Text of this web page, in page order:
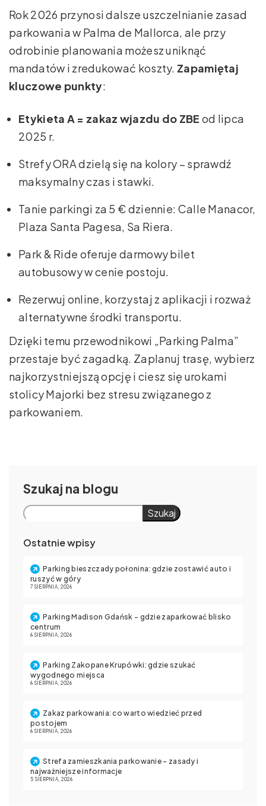
Rok 2026 przynosi dalsze uszczelnianie zasad
parkowania w Palma de Mallorca, ale przy
odrobinie planowania możesz uniknąć
mandatów i zredukować koszty. Zapamiętaj
kluczowe punkty:
Etykieta A = zakaz wjazdu do ZBE od lipca
2025 r.
Strefy ORA dzielą się na kolory – sprawdź
maksymalny czas i stawki.
Tanie parkingi za 5 € dziennie: Calle Manacor,
Plaza Santa Pagesa, Sa Riera.
Park & Ride oferuje darmowy bilet
autobusowy w cenie postoju.
Rezerwuj online, korzystaj z aplikacji i rozważ
alternatywne środki transportu.
Dzięki temu przewodnikowi „Parking Palma”
przestaje być zagadką. Zaplanuj trasę, wybierz
najkorzystniejszą opcję i ciesz się urokami
stolicy Majorki bez stresu związanego z
parkowaniem.
Szukaj
Szukaj
Ostatnie wpisy
Parking bieszczady połonina: gdzie zostawić auto i
ruszyć w góry
7 SIERPNIA, 2026
Parking Madison Gdańsk – gdzie zaparkować blisko
centrum
6 SIERPNIA, 2026
Parking Zakopane Krupówki: gdzie szukać
wygodnego miejsca
6 SIERPNIA, 2026
Zakaz parkowania: co warto wiedzieć przed
postojem
6 SIERPNIA, 2026
Strefa zamieszkania parkowanie – zasady i
najważniejsze informacje
5 SIERPNIA, 2026